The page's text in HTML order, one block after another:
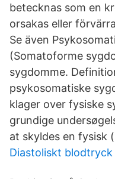
betecknas som en
orsakas eller
Se även
(Somatoforme
sygdomme.
psykosomatiske
klager over fysiske
grundige
at skyldes en fysisk
Diastoliskt blodtryck